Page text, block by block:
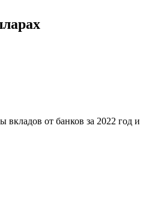
от банков за 2022 год и